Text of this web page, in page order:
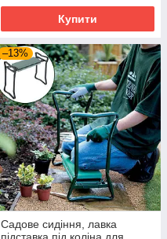
Купити
–13%
Садове сидіння, лавка